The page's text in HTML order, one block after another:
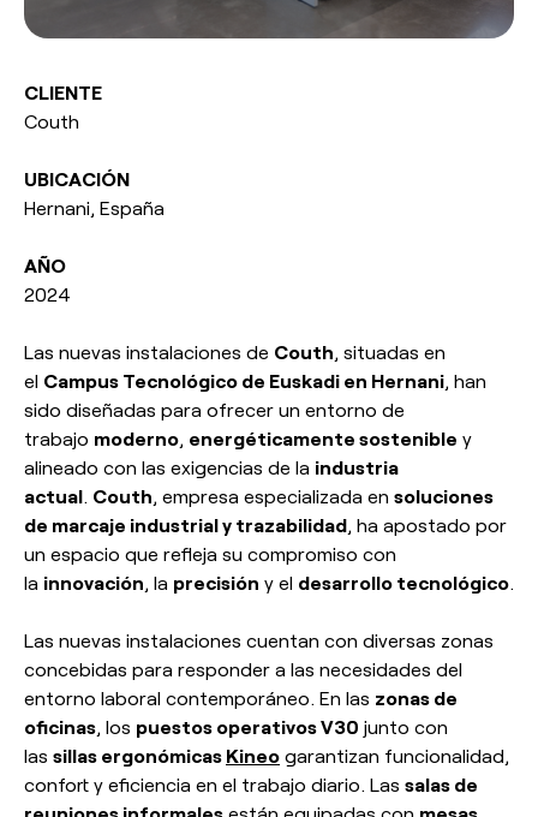
Responsabilidad social
Empleo
esPattio
esPattio
Contacto
Contacto
ES
CLIENTE
Couth
UBICACIÓN
Hernani, España
AÑO
2024
Las nuevas instalaciones de Couth , situadas en
el Campus Tecnológico de Euskadi en Hernani , han
sido diseñadas para ofrecer un entorno de
trabajo moderno energéticamente sostenible y
alineado con las exigencias de la industria
actual Couth , empresa especializada en soluciones
de marcaje industrial y trazabilidad , ha apostado por
un espacio que refleja su compromiso con
la innovación , la precisión y el desarrollo tecnológico
Las nuevas instalaciones cuentan con diversas zonas
concebidas para responder a las necesidades del
entorno laboral contemporáneo. En las zonas de
oficinas , los puestos operativos V30 junto con
las sillas ergonómicas Kineo garantizan funcionalidad,
confort y eficiencia en el trabajo diario. Las salas de
reuniones informales están equipadas con mesas